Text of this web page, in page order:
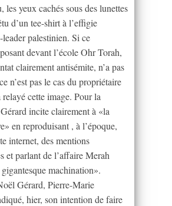
les yeux cachés sous des lunettes
d’un tee-shirt à l’effigie
leader palestinien. Si ce
devant l’école Ohr Torah,
clairement antisémite, n’a pas
n’est pas le cas du propriétaire
cette image. Pour la
incite clairement à «la
en reproduisant , à l’époque,
internet, des mentions
et parlant de l’affaire Merah
machination».
Gérard, Pierre-Marie
hier, son intention de faire